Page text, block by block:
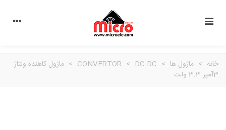
خانه > ماژول ها >
CONVERTOR > DC-DC
> ماژول کاهنده ولتاژ
3آمپر 3.3 ولت